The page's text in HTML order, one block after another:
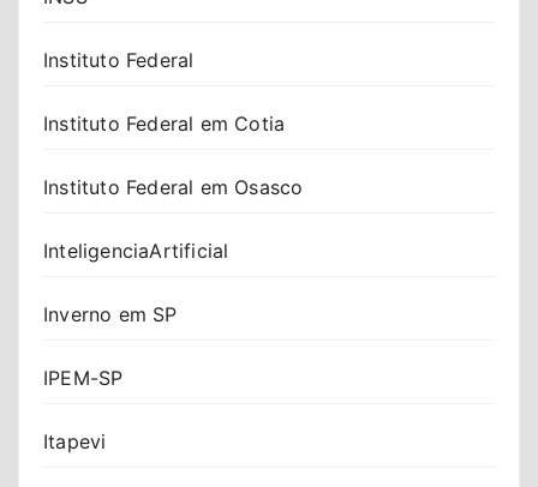
Instituto Federal
Instituto Federal em Cotia
Instituto Federal em Osasco
InteligenciaArtificial
Inverno em SP
IPEM-SP
Itapevi